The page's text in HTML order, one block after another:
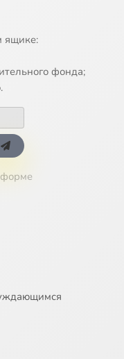
ящике:
фонда;